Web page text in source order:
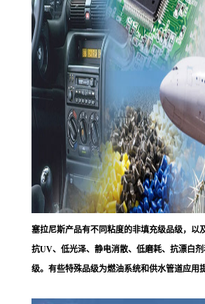
塞拉尼斯产品有不同粘度的非填充级品级，以
抗UV、低光泽、静电消散、低磨耗、抗漂白
级。有些特殊品级为燃油系统和供水管道应用